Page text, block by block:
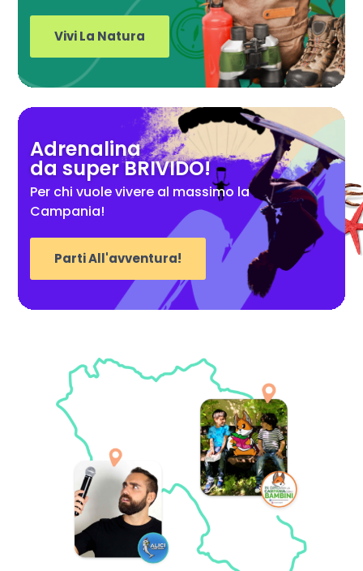
Vivi La Natura
Adrenalina
da super BRIVIDO!
Per chi vuole vivere al massimo la
Campania!
Parti All'avventura!